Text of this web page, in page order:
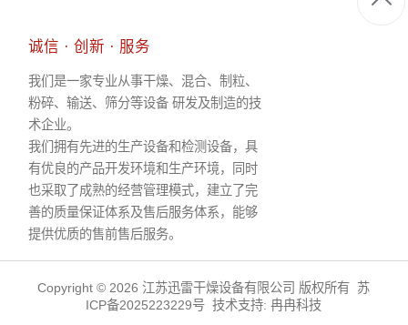
诚信 · 创新 · 服务
我们是一家专业从事干燥、混合、制粒、
粉碎、输送、筛分等设备 研发及制造的技
术企业。
我们拥有先进的生产设备和检测设备，具
有优良的产品开发环境和生产环境，同时
也采取了成熟的经营管理模式，建立了完
善的质量保证体系及售后服务体系，能够
提供优质的售前售后服务。
Copyright © 2026 江苏迅雷干燥设备有限公司 版权所有 苏
ICP备2025223229号 技术支持:冉冉科技